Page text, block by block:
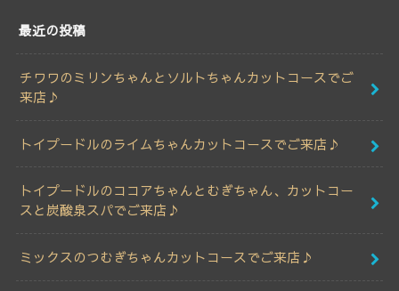
最近の投稿
チワワのミリンちゃんとソルトちゃんカットコースでご
来店♪
トイプードルのライムちゃんカットコースでご来店♪
トイプードルのココアちゃんとむぎちゃん、カットコー
スと炭酸泉スパでご来店♪
ミックスのつむぎちゃんカットコースでご来店♪